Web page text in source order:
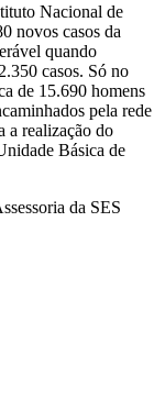
Nacional de
novos casos da
quando
casos. Só no
de 15.690 homens
pela rede
a realização do
Básica de
da SES